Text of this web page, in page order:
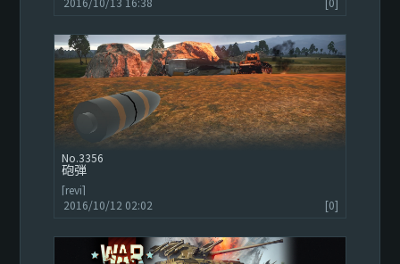
3356
砲弾
[revi]
2016/10/12 02:02
[0]